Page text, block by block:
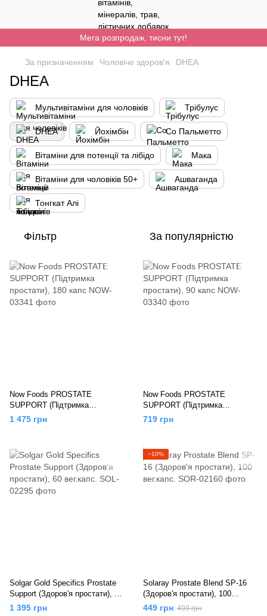
Мега розпродаж, тисни тут!
За призначенням Чоловіче здоров'я DHEA
DHEA
Мультивітаміни для чоловіків Трібулус
DHEA Йохімбін Со Пальметто
Вітаміни для потенції та лібідо Мака
Вітаміни для чоловіків 50+ Ашваганда
Тонгкат Алі
Фільтр За популярністю
Now Foods PROSTATE
SUPPORT (Підтримка
простати), 180 капс
1 475 грн
Now Foods PROSTATE
SUPPORT (Підтримка
простати), 90 капс
719 грн
Solgar Gold Specifics Prostate
Support (Здоров'я простати), 60
вег.капс.
1 395 грн
−10%
Solaray Prostate Blend SP-16
(Здоров'я простати), 100
вег.капс.
449 грн 499 грн